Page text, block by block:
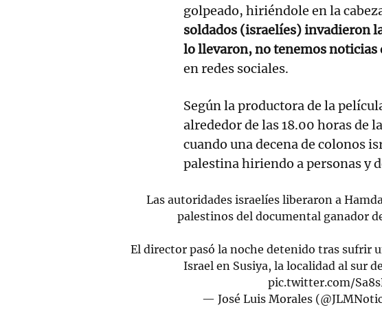
golpeado, hiriéndole en la
soldados (israelíes) invadieron
lo llevaron, no tenemos noticias
en redes sociales.
Según la productora de la
alrededor de las 18.00 horas de
cuando una decena de colonos
palestina hiriendo a personas y
Las autoridades israelíes liberaron a
palestinos del documental ganador
El director pasó la noche detenido tras sufrir
Israel en Susiya, la localidad al sur
pic.twitter.com/
— José Luis Morales